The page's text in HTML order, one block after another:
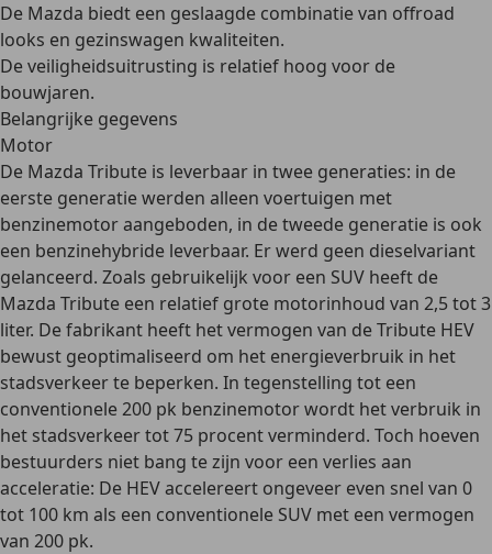
De Mazda biedt een geslaagde combinatie van offroad
looks en gezinswagen kwaliteiten.
De veiligheidsuitrusting is relatief hoog voor de
bouwjaren.
Belangrijke gegevens
Motor
De Mazda Tribute is leverbaar in twee generaties: in de
eerste generatie werden alleen voertuigen met
benzinemotor aangeboden, in de tweede generatie is ook
een benzinehybride leverbaar. Er werd geen dieselvariant
gelanceerd. Zoals gebruikelijk voor een SUV heeft de
Mazda Tribute een relatief grote motorinhoud van 2,5 tot 3
liter. De fabrikant heeft het vermogen van de Tribute HEV
bewust geoptimaliseerd om het energieverbruik in het
stadsverkeer te beperken. In tegenstelling tot een
conventionele 200 pk benzinemotor wordt het verbruik in
het stadsverkeer tot 75 procent verminderd. Toch hoeven
bestuurders niet bang te zijn voor een verlies aan
acceleratie: De HEV accelereert ongeveer even snel van 0
tot 100 km als een conventionele SUV met een vermogen
van 200 pk.